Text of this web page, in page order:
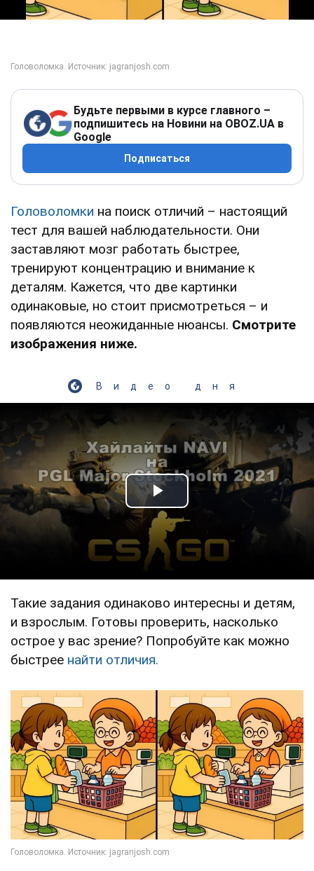
Будьте первыми в курсе главного –
подпишитесь на Новини на OBOZ.UA в
Google
Подписаться
Головоломки на поиск отличий – настоящий
тест для вашей наблюдательности. Они
заставляют мозг работать быстрее,
тренируют концентрацию и внимание к
деталям. Кажется, что две картинки
одинаковые, но стоит присмотреться – и
появляются неожиданные нюансы. Смотрите
изображения ниже.
Видео дня
Play Video
Такие задания одинаково интересны и детям,
и взрослым. Готовы проверить, насколько
острое у вас зрение? Попробуйте как можно
быстрее найти отличия.